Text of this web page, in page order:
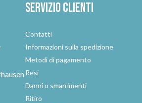
Servizio clienti
Contatti
Informazioni sulla spedizione
Metodi di pagamento
Resi
Danni o smarrimenti
Ritiro